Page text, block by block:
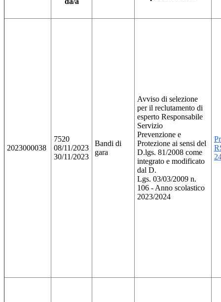
2023000038
7520
08/11/2023
30/11/2023
Bandi di
gara
Avviso di selezione
per il reclutamento di
esperto Responsabile
Servizio
Prevenzione e
Protezione ai sensi del
D.lgs. 81/2008 come
integrato e modificato
dal D.
Lgs. 03/03/2009 n.
106 - Anno scolastico
2023/2024